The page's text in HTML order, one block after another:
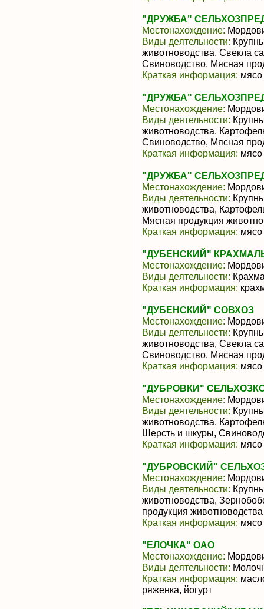
"ДРУЖБА"
Местонахождение:
Виды деятельности:
животноводства, Свекла
Свиноводство, Мясная
Краткая информация: мясо
"ДРУЖБА"
Местонахождение:
Виды деятельности:
животноводства,
Свиноводство, Мясная
Краткая информация: мясо
"ДРУЖБА"
Местонахождение:
Виды деятельности:
животноводства,
Мясная продукция
Краткая информация: мясо
"ДУБЕНСКИЙ"
Местонахождение:
Виды деятельности:
Краткая информация:
"ДУБЕНСКИЙ" СОВХОЗ
Местонахождение:
Виды деятельности:
животноводства, Свекла
Свиноводство, Мясная
Краткая информация: мясо
"ДУБРОВКИ"
Местонахождение:
Виды деятельности:
животноводства,
Шерсть и шкуры,
Краткая информация: мясо
"ДУБРОВСКИЙ"
Местонахождение:
Виды деятельности:
животноводства,
продукция животноводства
Краткая информация: мясо
"ЕЛОЧКА" ОАО
Местонахождение:
Виды деятельности:
Краткая информация:
ряженка, йогурт